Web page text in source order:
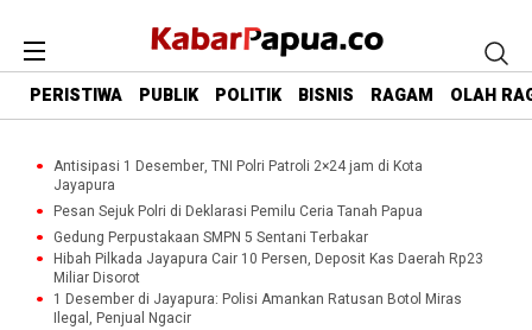
PERISTIWA PUBLIK POLITIK BISNIS RAGAM OLAH
Antisipasi 1 Desember, TNI Polri Patroli 2×24 jam di Kota
Jayapura
Pesan Sejuk Polri di Deklarasi Pemilu Ceria Tanah Papua
Gedung Perpustakaan SMPN 5 Sentani Terbakar
Hibah Pilkada Jayapura Cair 10 Persen, Deposit Kas Daerah Rp23
Miliar Disorot
1 Desember di Jayapura: Polisi Amankan Ratusan Botol Miras
Ilegal, Penjual Ngacir